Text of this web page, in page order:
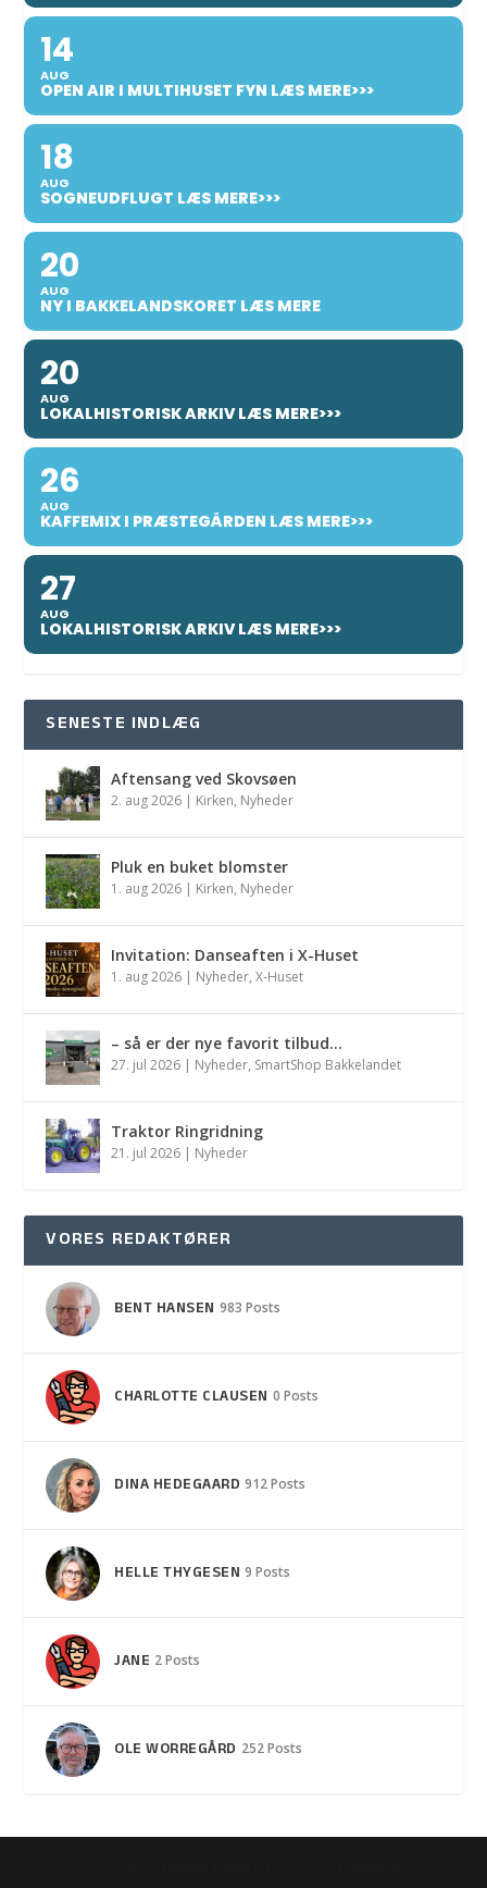
14
AUG
OPEN AIR I MULTIHUSET FYN LÆS MERE>>>
18
AUG
SOGNEUDFLUGT LÆS MERE>>>
20
AUG
NY I BAKKELANDSKORET LÆS MERE
20
AUG
LOKALHISTORISK ARKIV LÆS MERE>>>
26
AUG
KAFFEMIX I PRÆSTEGÅRDEN LÆS MERE>>>
27
AUG
LOKALHISTORISK ARKIV LÆS MERE>>>
SENESTE INDLÆG
Aftensang ved Skovsøen
2. aug 2026 | Kirken, Nyheder
Pluk en buket blomster
1. aug 2026 | Kirken, Nyheder
Invitation: Danseaften i X-Huset
1. aug 2026 | Nyheder,X-Huset
– så er der nye favorit tilbud…
27. jul 2026 | Nyheder, SmartShop Bakkelandet
Traktor Ringridning
21. jul 2026 | Nyheder
VORES REDAKTØRER
BENT HANSEN 983 Posts
CHARLOTTE CLAUSEN 0 Posts
DINA HEDEGAARD 912 Posts
HELLE THYGESEN 9 Posts
JANE 2 Posts
OLE WORREGÅRD 252 Posts